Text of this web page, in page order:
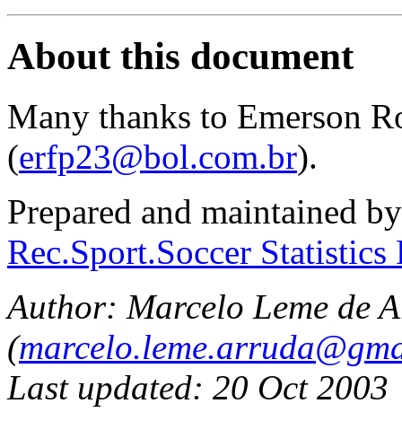
About this document
Many thanks to Emerson
(erfp23@bol.com.br).
Prepared and maintained
Rec.Sport.Soccer
Author: Marcelo Leme de
(
Last updated: 20 Oct 2003